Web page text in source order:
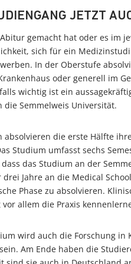
JETZT
gemacht hat oder es im
sich für ein
In der Oberstufe
oder generell im
wichtig ist ein
die Semmelweis Universität.
absolvieren die erste Hälfte
Studium umfasst sechs
das Studium an der
Jahre an die Medical
Phase zu absolvieren.
allem die Praxis
wird auch die Forschung
Am Ende haben die